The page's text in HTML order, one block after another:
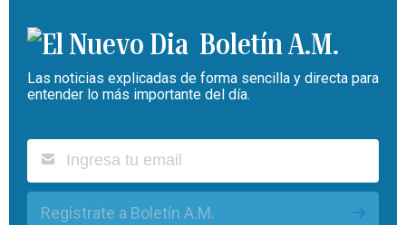
Boletín A.M.
Las noticias explicadas de forma sencilla y directa para
entender lo más importante del día.
Regístrate a Boletín A.M.